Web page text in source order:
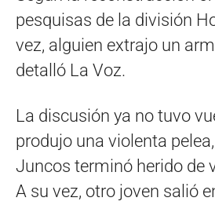
pesquisas de la división
vez, alguien extrajo un
detalló La Voz.
La discusión ya no tuvo
produjo una violenta
Juncos terminó herido de
A su vez, otro joven salió